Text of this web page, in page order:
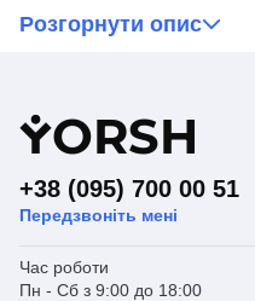
офіційного
означає, що ви можете
року, що гарантує
спостерігалися у
оновлений,
в будь-яких умовах.
Розгорнути опис
YORSH
+38 (095) 700 00 51
Передзвоніть мені
Час роботи
Пн - Сб з 9:00 до 18:00